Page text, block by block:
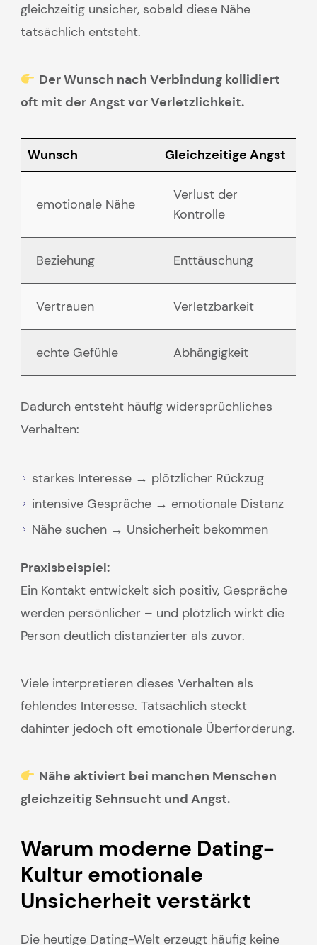
gleichzeitig unsicher, sobald diese Nähe
tatsächlich entsteht.
Der Wunsch nach Verbindung kollidiert
oft mit der Angst vor Verletzlichkeit.
Wunsch Gleichzeitige Angst
emotionale Nähe
Verlust der
Kontrolle
Beziehung Enttäuschung
Vertrauen Verletzbarkeit
echte Gefühle Abhängigkeit
Dadurch entsteht häufig widersprüchliches
Verhalten:
starkes Interesse → plötzlicher Rückzug
intensive Gespräche → emotionale Distanz
Nähe suchen → Unsicherheit bekommen
Praxisbeispiel:
Ein Kontakt entwickelt sich positiv, Gespräche
werden persönlicher – und plötzlich wirkt die
Person deutlich distanzierter als zuvor.
Viele interpretieren dieses Verhalten als
fehlendes Interesse. Tatsächlich steckt
dahinter jedoch oft emotionale Überforderung.
Nähe aktiviert bei manchen Menschen
gleichzeitig Sehnsucht und Angst.
Warum moderne Dating-
Kultur emotionale
Unsicherheit verstärkt
Die heutige Dating-Welt erzeugt häufig keine